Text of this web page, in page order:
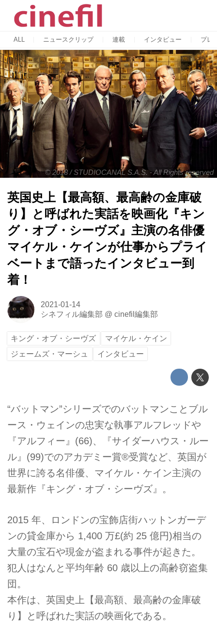
ALL ニュースクリップ 連載 インタビュー プレ
© 2018 / STUDIOCANAL S.A.S. - All Rights reserved
英国史上【最高額、最高齢の金庫破
り】と呼ばれた実話を映画化『キン
グ・オブ・シーヴズ』主演の名俳優
マイケル・ケインが仕事からプライ
ベートまで語ったインタビュー到
着！
2021-01-14
シネフィル編集部 @ cinefil編集部
キング・オブ・シーヴズ
マイケル・ケイン
ジェームズ・マーシュ
インタビュー
“バットマン”シリーズでのバットマンことブル
ース・ウェインの忠実な執事アルフレッドや
『アルフィー』(66)、『サイダーハウス・ルー
ル』(99)でのアカデミー賞®受賞など、英国が
世界に誇る名俳優、マイケル・ケイン主演の
最新作『キング・オブ・シーヴズ』。
2015 年、ロンドンの宝飾店街ハットンガーデ
ンの貸金庫から 1,400 万£(約 25 億円)相当の
大量の宝石や現金が盗まれる事件が起きた。
犯人はなんと平均年齢 60 歳以上の高齢窃盗集
団。
本作は、英国史上【最高額、最高齢の金庫破
り】と呼ばれた実話の映画化である。